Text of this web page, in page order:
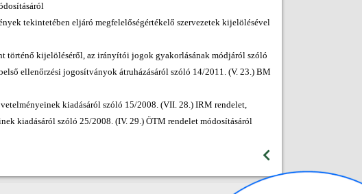
tekintetében eljáró megfelelőségértékelő szervezetek kijelölésével
történő kijelöléséről, az irányítói jogok gyakorlásának módjáról szóló
ellenőrzési jogosítványok átruházásáról szóló 14/2011. (V. 23.) BM
kiadásáról szóló 15/2008. (VII. 28.) IRM rendelet,
kiadásáról szóló 25/2008. (IV. 29.) ÖTM rendelet módosításáról